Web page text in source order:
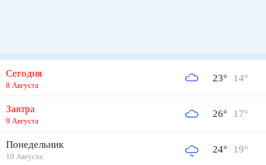
Сегодня
8 Августа
23° 14°
Завтра
9 Августа
26° 17°
Понедельник
10 Августа
24° 19°